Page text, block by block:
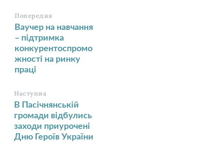
Попередня
Ваучер на навчання
– підтримка
конкурентоспромо
жності на ринку
праці
Наступна
В Пасічнянській
громади відбулись
заходи приурочені
Дню Героїв України